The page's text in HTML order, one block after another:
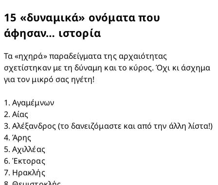
15 «δυναμικά» ονόματα που
άφησαν… ιστορία
Τα «ηχηρά» παραδείγματα της αρχαιότητας
σχετίστηκαν με τη δύναμη και το κύρος. Όχι κι άσχημα
για τον μικρό σας ηγέτη!
1. Αγαμέμνων​
2. Αίας​
3. Αλέξανδρος (το δανειζόμαστε και από την άλλη λίστα!)​
4. Άρης​
5. Αχιλλέας
6. Έκτορας​
7. Ηρακλής​